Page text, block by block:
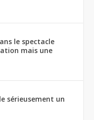
le spectacle
mais une
sérieusement un